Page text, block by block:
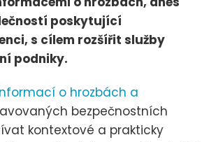
poskytující
s cílem rozšířit služby
podniky.
o hrozbách a
bezpečnostních
kontextové a prakticky